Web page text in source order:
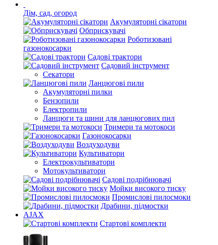
Дім, сад, огород
Акумуляторні сікатори
Обприскувачі
Роботизовані
газонокосарки
Садові трактори
Садовий інструмент
Секатори
Ланцюгові пили
Акумуляторні пилки
Бензопили
Електропили
Ланцюги та шини для ланцюгових пил
Тримери та мотокоси
Газонокосарки
Воздуходуви
Культиватори
Електрокультиватори
Мотокультиватори
Садові подрібнювачі
Мойки високого тиску
Промислові пилосмоки
Драбини, підмостки
AJAX
Стартові комплекти